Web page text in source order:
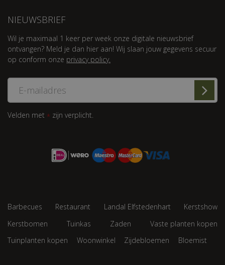
NIEUWSBRIEF
Wil je maximaal 1 keer per week onze digitale nieuwsbrief
ontvangen? Meld je dan hier aan! Wij slaan jouw gegevens secuur
op conform onze privacy policy.
Velden met * zijn verplicht.
Barbecues Restaurant Landal Elfstedenhart
Kerstshow
Kerstbomen
Tuinkas Zaden
Vaste planten kopen
Tuinplanten kopen
Woonwinkel Zijdebloemen Bloemist